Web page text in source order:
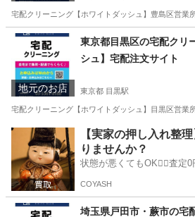
宅配クリーニング【ホワイトダッシュ】豊島区営
東京 豊島区 池袋駅 その他 東京
その他 メールアドレス
地元のお店
東京都目黒区の宅配クリ
シュ】宅配注文サイト
東京都 目黒駅
宅配クリーニング【ホワイトダッシュ】目黒区営
東京 目黒区 目黒駅 その他 東京
その他 メールアドレス
【実家の押し入れ整
りませんか？
状態が悪くてもOK🙆‍♀️査定0
COYASH
埼玉県戸田市・蕨市の宅